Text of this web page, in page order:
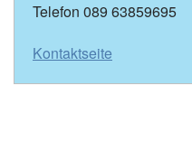
Telefon 089 63859695
Kontaktseite